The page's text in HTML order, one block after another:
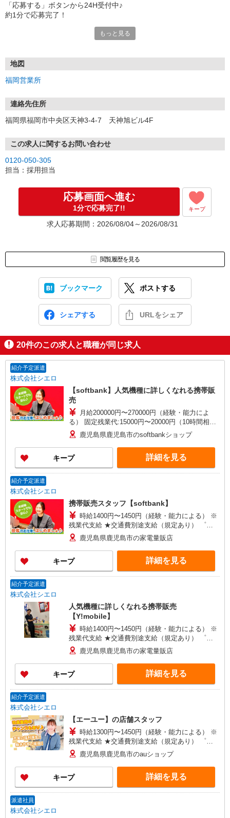
「応募する」ボタンから24H受付中♪
約1分で応募完了！
①応募から3営業日を目安に、メールorお電話でご連絡します。
★スマホでWEB面接（LINEなど）・出張面接・事務所面接と選べま
す
③面接実施（履歴書不要）
※ご希望があれば、職場見学の調整もOKです！
お気軽にご応募ください♪
もっと見る
地図
福岡営業所
連絡先住所
福岡県福岡市中央区天神3-4-7 天神旭ビル4F
この求人に関するお問い合わせ
0120-050-305
担当：採用担当
応募画面へ進む
1分で応募完了!! キープ
求人応募期間：2026/08/04～2026/08/31
閲覧履歴を見る
ブックマーク ポストする
シェアする URLをシェア
20件のこの求人と職種が同じ求人
紹介予定派遣
株式会社シエロ
【softbank】人気機種に詳しくなれる携帯販
売
月給200000円〜270000円（経験・能力によ
る） 固定残業代:15000円〜20000円（10時間相
当） ※職務手当との名称で、時間外労働の有無に
かかわらず、固定残業代として支給（役職と給与
に応じて計算。役職についていない正社員は
20,000円を支給）。超過分の時間外労働は追加で
残業代を支給。 ※試用期間あり3ヶ月月給25万円
ティブ支給(規定有) ゜・。○。・゜+゜・。
○。・゜+゜
鹿児島県鹿児島市のsoftbankショップ
キープ 詳細を見る
紹介予定派遣
株式会社シエロ
携帯販売スタッフ【softbank】
時給1400円〜1450円（経験・能力による） ※
残業代支給 ★交通費別途支給（規定あり） ゜
+゜・。○。・゜+゜・。○。・゜+゜ 入社祝い金10
万円支給(規定有) お友達を紹介頂くと, インセンテ
ィブ支給(規定有) ★月2回払い・週払い可能（規程
有）★ ゜・。○。・゜+゜・。○。・゜+゜
鹿児島県鹿児島市の家電量販店
キープ 詳細を見る
紹介予定派遣
株式会社シエロ
人気機種に詳しくなれる携帯販売
【Y!mobile】
時給1400円〜1450円（経験・能力による） ※
残業代支給 ★交通費別途支給（規定あり） ゜
+゜・。○。・゜+゜・。○。・゜+゜ 入社祝い金10
万円支給(規定有) お友達を紹介頂くと, インセンテ
ィブ支給(規定有) ★月2回払い・週払い可能（規程
有）★ ゜・。○。・゜+゜・。○。・゜+゜
鹿児島県鹿児島市の家電量販店
キープ 詳細を見る
紹介予定派遣
株式会社シエロ
【エーユー】の店舗スタッフ
時給1300円〜1450円（経験・能力による） ※
残業代支給 ★交通費別途支給（規定あり） ゜
+゜・。○。・゜+゜・。○。・゜+゜ 入社祝い金10
万円支給(規定有) お友達を紹介頂くと, インセンテ
ィブ支給(規定有) ★月2回払い・週払い可能（規程
有）★ ゜・。○。・゜+゜・。○。・゜+゜
鹿児島県鹿児島市のauショップ
キープ 詳細を見る
派遣社員
株式会社シエロ